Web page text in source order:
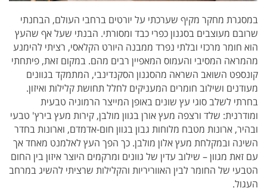
במסגרת מחקר מקיף שערכתי על יורטים ברחבי העולם, הבחנתי
שרובם מעוצבים בסגנון כפרי כבד ומסורתי. הבנתי שעל אף שהעץ
הוא חומר מרכזי ובלתי נפרד ממבנה היורט הקלאסי, רציתי להימנע
מהמראה המסיבי והעמוס המאפיין רבים מהם. במקום זאת, פיתחתי
קונספט השואב השראה מהסגנון הסקנדינבי, המתמקד בגוונים
מעודנים ושילוב חומרים המעניקים לחלל תחושת קלילות ואיזון.
בחרתי לשלב סוגי עץ שונים באופן המייצר הרמוניה טבעית
ומודרנית: שלד ורצפה מעץ אורן בגוון מולבן, קירות מעץ בירץ' טבעי
ובהיר, ארונות מטבח מלוחות גבון בגוון חום-אדמדם, וארונות בחדר
השינה ובמקלחת מעץ אלון מולבן. כך הפך העץ לאלמנט מאחד אך
עם זאת מגוון – שילוב עדין של גוונים ומרקמים היוצר איזון בין החום
הטבעי של החומר לבין האווריריות והקלילות שרציתי להשיג במרחב
העגול.